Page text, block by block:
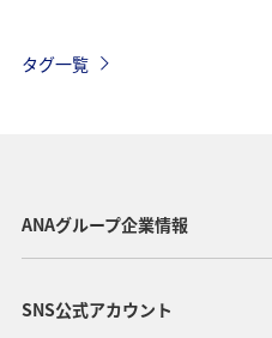
タグ一覧
ANAグループ企業情報
SNS公式アカウント